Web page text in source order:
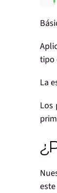
tipo
La
Los